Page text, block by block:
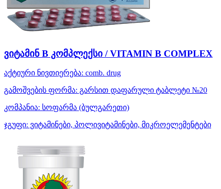
ვიტამინ B კომპლექსი / VITAMIN B COMPLEX
აქტიური ნივთიერება: comb. drug
გამოშვების ფორმა: გარსით დაფარული ტაბლეტი №20
კომპანია: სოფარმა (ბულგარეთი)
ჯგუფი: ვიტამინები, პოლივიტამინები, მიკროელემენტები